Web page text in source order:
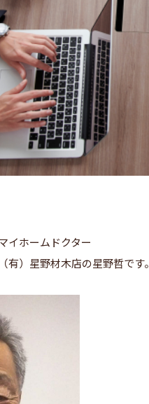
イホームドクター
）星野材木店の星野哲です。